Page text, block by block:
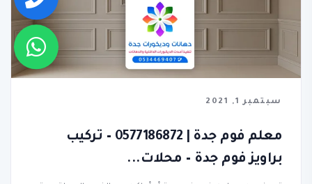
سبتمبر 1, 2021
معلم فوم جدة | 0577186872 – تركيب
براويز فوم جدة – محلات...